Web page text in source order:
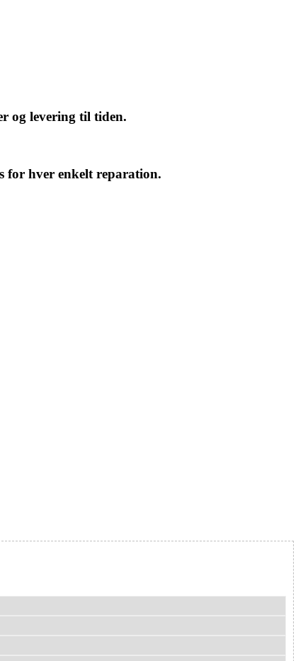
og levering til tiden.
for hver enkelt reparation.